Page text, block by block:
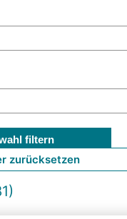
filtern
zurücksetzen